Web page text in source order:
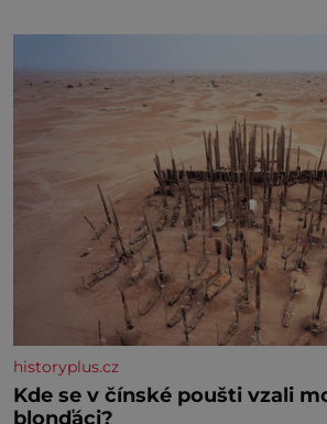
historyplus.cz
Kde se v čínské poušti vzali
blonďáci?